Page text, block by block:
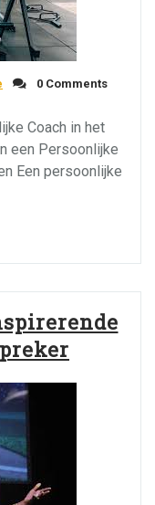
0 Comments
Coach in het
een Persoonlijke
Een persoonlijke